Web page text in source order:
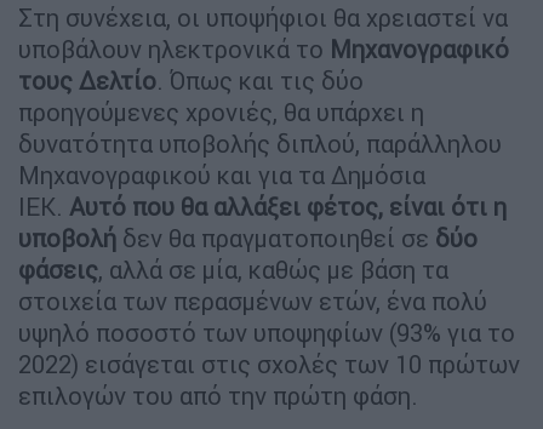
Στη συνέχεια, οι υποψήφιοι θα χρειαστεί να
υποβάλουν ηλεκτρονικά το Μηχανογραφικό
τους Δελτίο. Όπως και τις δύο
προηγούμενες χρονιές, θα υπάρχει η
δυνατότητα υποβολής διπλού, παράλληλου
Μηχανογραφικού και για τα Δημόσια
ΙΕΚ. Αυτό που θα αλλάξει φέτος, είναι ότι η
υποβολή δεν θα πραγματοποιηθεί σε δύο
φάσεις, αλλά σε μία, καθώς με βάση τα
στοιχεία των περασμένων ετών, ένα πολύ
υψηλό ποσοστό των υποψηφίων (93% για το
2022) εισάγεται στις σχολές των 10 πρώτων
επιλογών του από την πρώτη φάση.